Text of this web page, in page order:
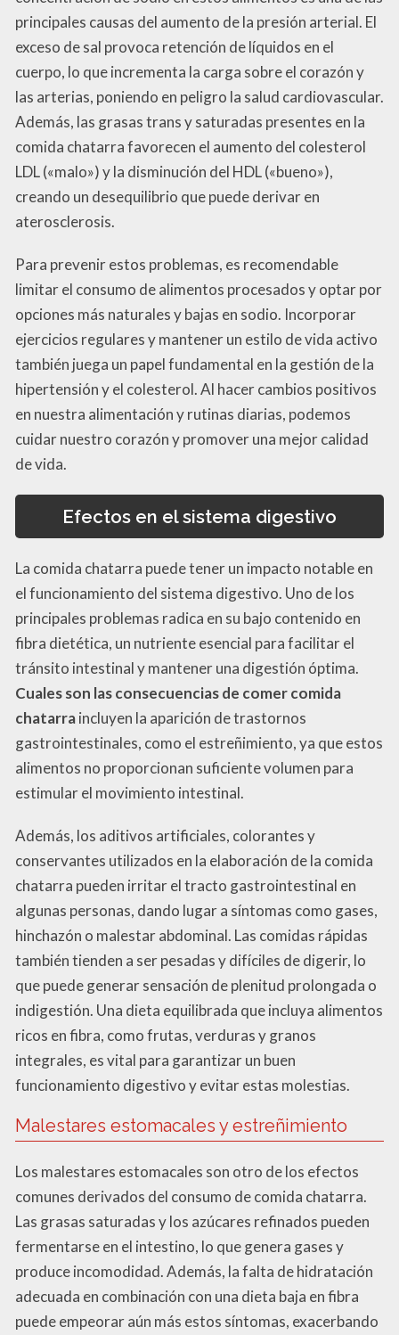
principales causas del aumento de la presión arterial. El
exceso de sal provoca retención de líquidos en el
cuerpo, lo que incrementa la carga sobre el corazón y
las arterias, poniendo en peligro la salud cardiovascular.
Además, las grasas trans y saturadas presentes en la
comida chatarra favorecen el aumento del colesterol
LDL («malo») y la disminución del HDL («bueno»),
creando un desequilibrio que puede derivar en
aterosclerosis.
Para prevenir estos problemas, es recomendable
limitar el consumo de alimentos procesados y optar por
opciones más naturales y bajas en sodio. Incorporar
ejercicios regulares y mantener un estilo de vida activo
también juega un papel fundamental en la gestión de la
hipertensión y el colesterol. Al hacer cambios positivos
en nuestra alimentación y rutinas diarias, podemos
cuidar nuestro corazón y promover una mejor calidad
de vida.
Efectos en el sistema digestivo
La comida chatarra puede tener un impacto notable en
el funcionamiento del sistema digestivo. Uno de los
principales problemas radica en su bajo contenido en
fibra dietética, un nutriente esencial para facilitar el
tránsito intestinal y mantener una digestión óptima.
Cuales son las consecuencias de comer comida
chatarraincluyen la aparición de trastornos
gastrointestinales, como el estreñimiento, ya que estos
alimentos no proporcionan suficiente volumen para
estimular el movimiento intestinal.
Además, los aditivos artificiales, colorantes y
conservantes utilizados en la elaboración de la comida
chatarra pueden irritar el tracto gastrointestinal en
algunas personas, dando lugar a síntomas como gases,
hinchazón o malestar abdominal. Las comidas rápidas
también tienden a ser pesadas y difíciles de digerir, lo
que puede generar sensación de plenitud prolongada o
indigestión. Una dieta equilibrada que incluya alimentos
ricos en fibra, como frutas, verduras y granos
integrales, es vital para garantizar un buen
funcionamiento digestivo y evitar estas molestias.
Malestares estomacales y estreñimiento
Los malestares estomacales son otro de los efectos
comunes derivados del consumo de comida chatarra.
Las grasas saturadas y los azúcares refinados pueden
fermentarse en el intestino, lo que genera gases y
produce incomodidad. Además, la falta de hidratación
adecuada en combinación con una dieta baja en fibra
puede empeorar aún más estos síntomas, exacerbando